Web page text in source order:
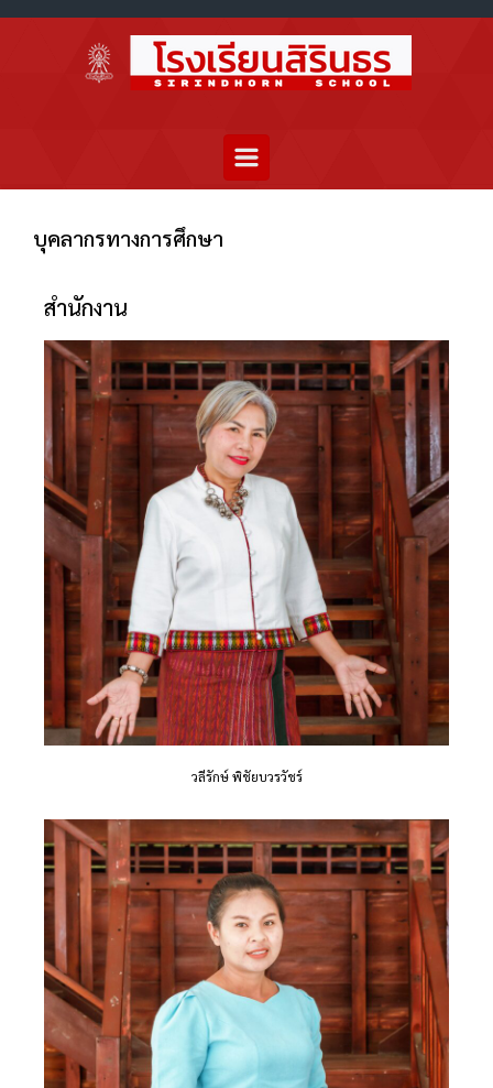
บุคลากรทางการศึกษา
สำนักงาน
วลีรักษ์ พิชัยบวรวัชร์